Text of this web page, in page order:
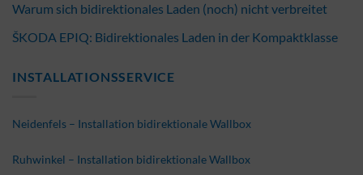
Warum sich bidirektionales Laden (noch) nicht verbreitet
ŠKODA EPIQ: Bidirektionales Laden in der Kompaktklasse
INSTALLATIONSSERVICE
Neidenfels – Installation bidirektionale Wallbox
Ruhwinkel – Installation bidirektionale Wallbox